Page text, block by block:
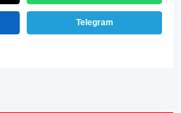
Telegram